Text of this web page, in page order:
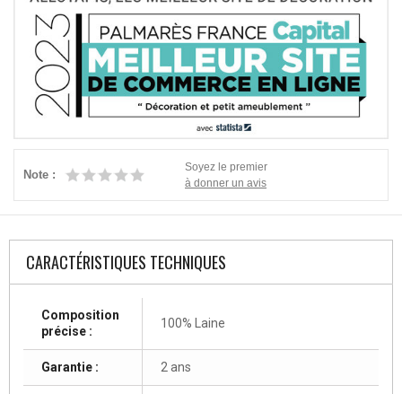
Note :
Soyez le premier
à donner un avis
CARACTÉRISTIQUES TECHNIQUES
Composition
précise :
100% Laine
Garantie : 2 ans